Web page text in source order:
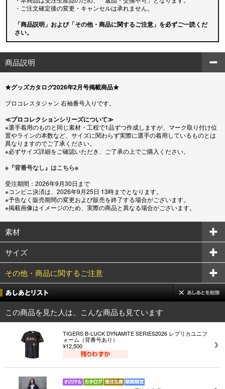
・ご注文確定後の変更・キャンセルは承れません。
「商品説明」および「その他・商品に関するご注意」を必ずご一読くだ
さい。
商品説明
★グッズカタログ2026年2月号掲載商品★
プロコレスタジャン 右袖番号入りです。
≪プロコレクションシリーズについて≫
※選手着用のものと同じ素材・工程で1品ずつ作成しますが、マーク取り付け位
置やラインの本数など、サイズに関わらず実際に選手の着用しているものとは
異なりますのでご了承ください。
※必ずサイズ詳細をご確認いただき、ご了承の上でご購入ください。
※『背番号なし』はこちら※
受注期間：2026年9月30日まで
※コンビニ決済は、2026年9月25日 13時までとなります。
※予告なく販売期間の変更および販売を終了する場合がございます。
※掲載画像はイメージのため、実際の商品と異なる場合がございます。
素材
サイズ
その他・商品に関するご注意
この商品を見た人は、こんな商品も見ています
TIGERS B-LUCK DYNAMITE SERIES2026 レプリカユニフ
ォーム（背番号あり）
¥12,500